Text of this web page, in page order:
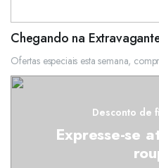
Chegando na
Ofertas especiais esta semana,
Desconto de
Expresse-se